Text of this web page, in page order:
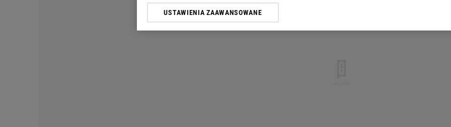
Klikając „Akceptuję” wyrażasz też zgodę na zainstalowanie i przechowywanie plików cookie
USTAWIENIA ZAAWANSOWANE